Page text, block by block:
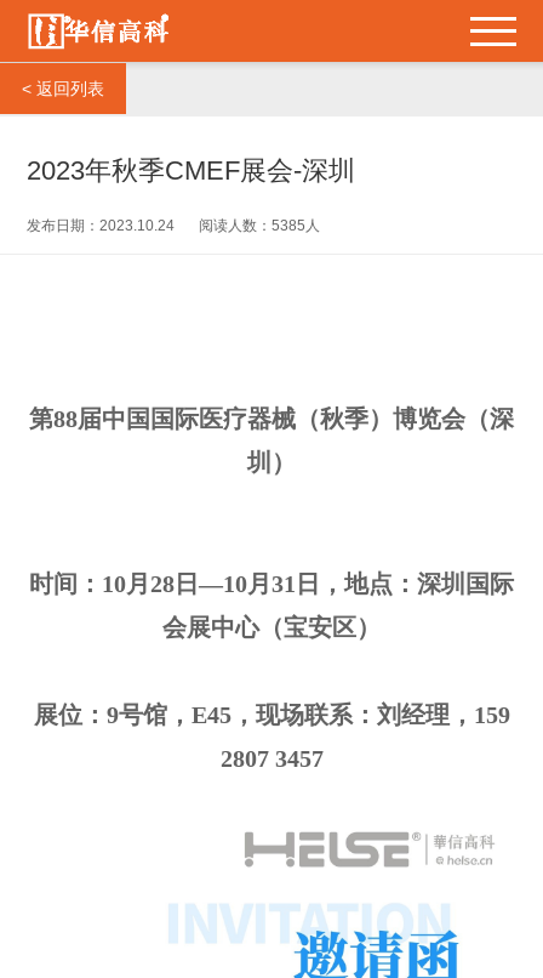
< 返回列表
2023年秋季CMEF展会-深圳
发布日期：2023.10.24 阅读人数：5385人
第88届中国国际医疗器械（秋季）博览会（深
圳）
时间：10月28日—10月31日，地点：深圳国际
会展中心（宝安区）
展位：9号馆，E45，现场联系：刘经理，159
2807 3457